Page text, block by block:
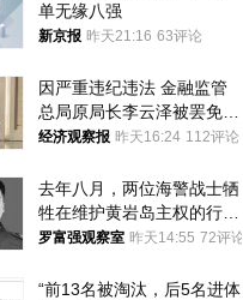
单无缘八强
新京报 昨天21:16 63评论
因严重违纪违法 金融监管
总局原局长李云泽被罢免全
国人大代表
经济观察报 昨天16:24 112评论
去年八月，两位海警战士牺
牲在维护黄岩岛主权的行动
中
罗富强观察室 昨天14:55 72评论
“前13名被淘汰，后5名进体